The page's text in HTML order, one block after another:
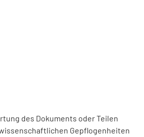
des Dokuments oder Teilen
Gepflogenheiten